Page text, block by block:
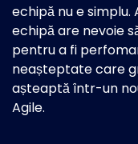
echipă nu e
echipă are nevoie
pentru a fi
neașteptate care
așteaptă într-un
Agile.